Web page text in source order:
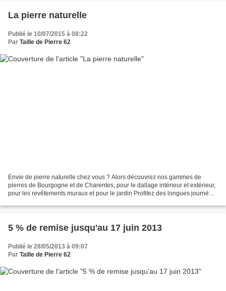
La pierre naturelle
Publié le 10/07/2015 à 08:22
Par Taille de Pierre 62
Envie de pierre naturelle chez vous ? Alors découvrez nos gammes de
pierres de Bourgogne et de Charentes, pour le dallage intérieur et extérieur,
pour les revêtements muraux et pour le jardin Profitez des longues journées
5 % de remise jusqu'au 17 juin 2013
Publié le 28/05/2013 à 09:07
Par Taille de Pierre 62